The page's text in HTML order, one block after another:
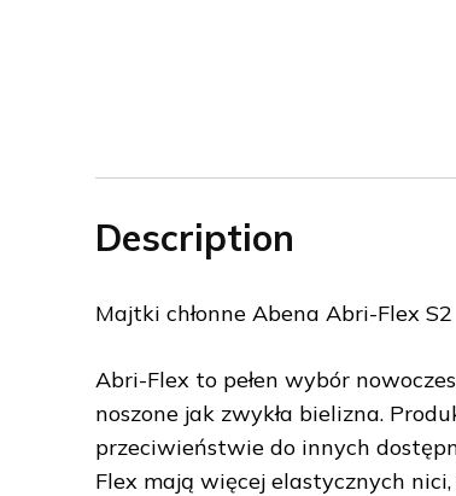
Description
Majtki chłonne Abena Abri-Flex S2
Abri-Flex to pełen wybór
noszone jak zwykła bielizna.
przeciwieństwie do innych
Flex mają więcej elastycznych